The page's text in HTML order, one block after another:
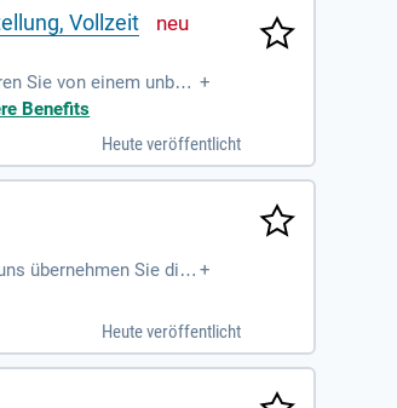
Vollzeit
Sie von einem unbefr
Infrastruktur sowie
Diagno
Haut- und Geschlechts
und eine wertschätzen
+
Benefits
Heute veröffentlicht
übernehmen Sie die
in interdisziplinäre
Unternehmen. Ent
Niveau erleben.
+
Heute veröffentlicht